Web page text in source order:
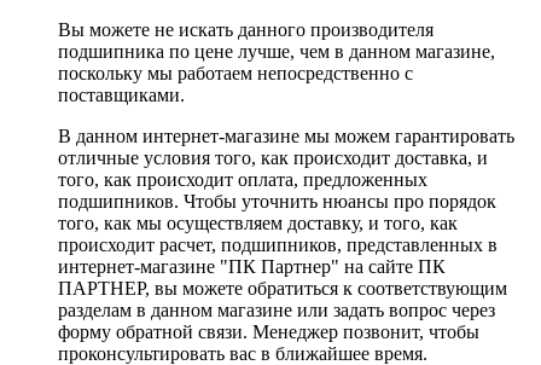
Вы можете не искать данного производителя
подшипника по цене лучше, чем в данном магазине,
поскольку мы работаем непосредственно с
поставщиками.
В данном интернет-магазине мы можем гарантировать
отличные условия того, как происходит доставка, и
того, как происходит оплата, предложенных
подшипников. Чтобы уточнить нюансы про порядок
того, как мы осуществляем доставку, и того, как
происходит расчет, подшипников, представленных в
интернет-магазине "ПК Партнер" на сайте ПК
ПАРТНЕР, вы можете обратиться к соответствующим
разделам в данном магазине или задать вопрос через
форму обратной связи. Менеджер позвонит, чтобы
проконсультировать вас в ближайшее время.